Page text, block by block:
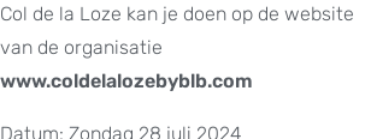
Col de la Loze kan je doen op de website
van de organisatie
www.coldelalozebyblb.com
Datum: Zondag 28 juli 2024